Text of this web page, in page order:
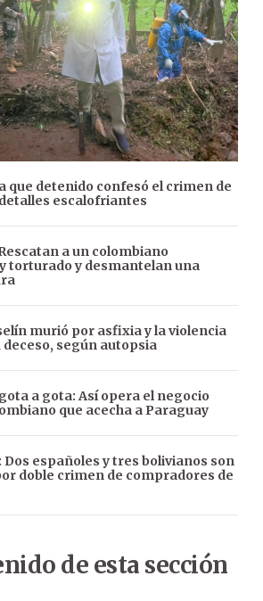
que detenido confesó el crimen de
escalofriantes
a un colombiano
torturado y desmantelan una
murió por asfixia y la violencia
según autopsia
a gota: Así opera el negocio
que acecha a Paraguay
españoles y tres bolivianos son
doble crimen de compradores de
de esta sección